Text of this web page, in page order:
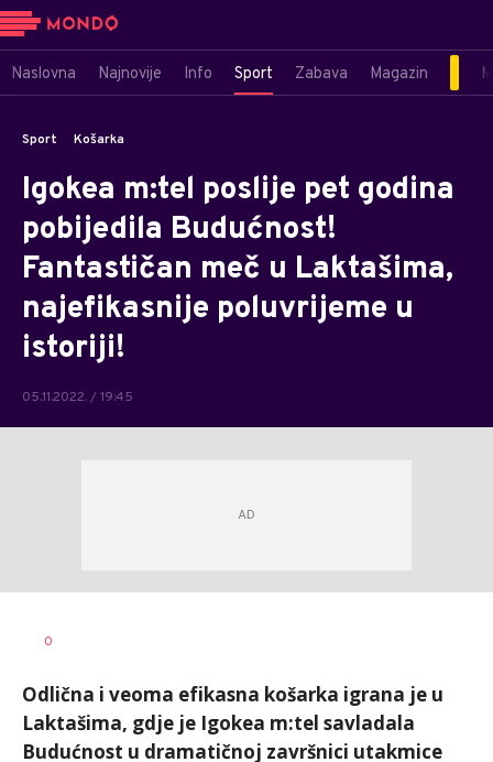
Naslovna Najnovije Info Sport Zabava Magazin
Sport Košarka
Igokea m:tel poslije pet godina
pobijedila Budućnost!
Fantastičan meč u Laktašima,
najefikasnije poluvrijeme u
istoriji!
05.11.2022. / 19:45
AUTOR
0
Odlična i veoma efikasna košarka igrana je u
Laktašima, gdje je Igokea m:tel savladala
Budućnost u dramatičnoj završnici utakmice